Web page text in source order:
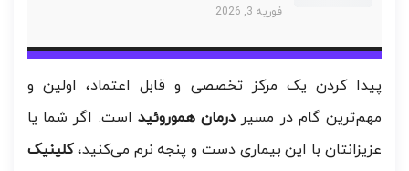
فوریه 3, 2026
پیدا کردن یک مرکز تخصصی و قابل اعتماد، اولین و
مهم‌ترین گام در مسیر درمان هموروئید است. اگر شما یا
عزیزانتان با این بیماری دست و پنجه نرم می‌کنید،کلینیک